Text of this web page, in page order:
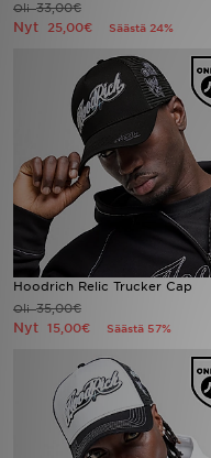
Oli33,00€
Nyt 25,00€ Säästä 24%
Hoodrich Relic Trucker Cap
Oli35,00€
Nyt 15,00€ Säästä 57%
Lataa JD-sovellus
Minun JD
Minun viestini
Asiakaspalvelu ja tietoa